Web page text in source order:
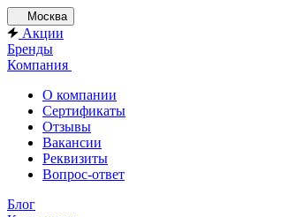
Москва
Акции
Бренды
Компания
О компании
Сертификаты
Отзывы
Вакансии
Реквизиты
Вопрос-ответ
Блог